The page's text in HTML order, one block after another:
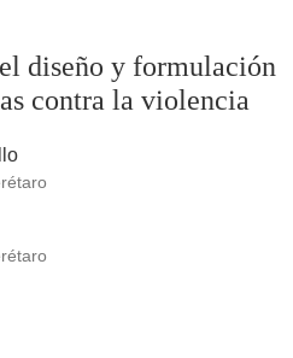
diseño y formulación
contra la violencia